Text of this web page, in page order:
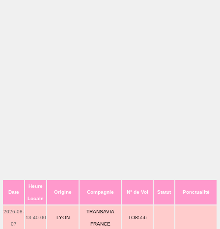
Date
Heure
Locale
Origine Compagnie N° de Vol Statut Ponctualité
2026-08-
07
13:40:00 LYON
TRANSAVIA
FRANCE
TO8556